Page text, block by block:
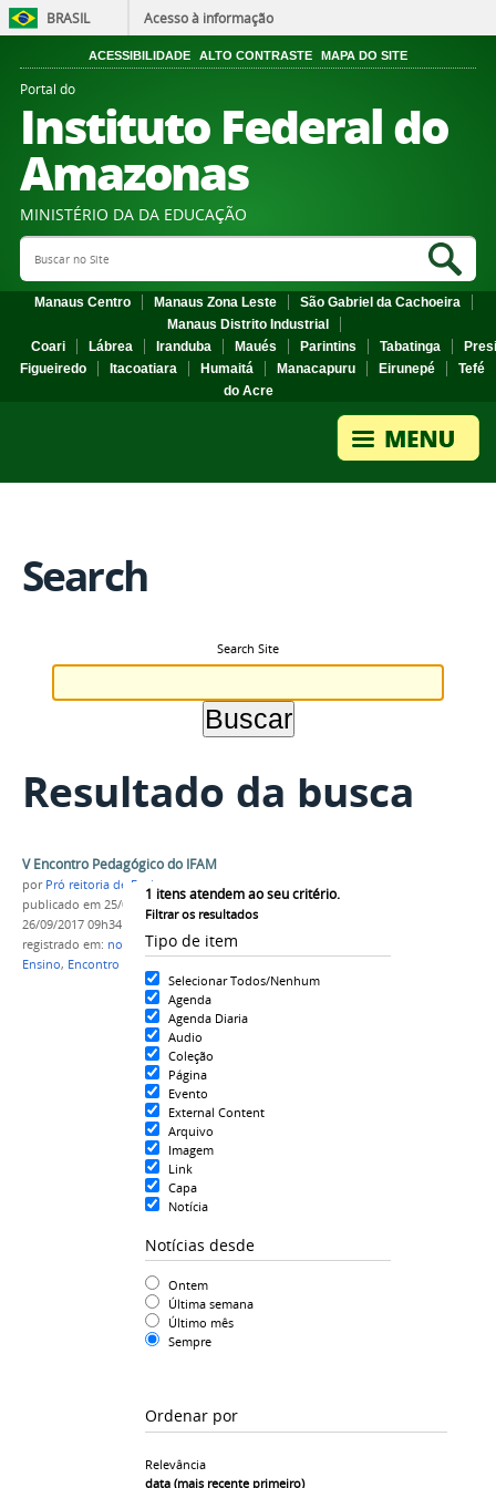
BRASIL Acesso à informação
ACESSIBILIDADE ALTO CONTRASTE MAPA DO SITE
Portal do
Instituto Federal do
Amazonas
MINISTÉRIO DA DA EDUCAÇÃO
Search Site
Manaus Centro Manaus Zona Leste
São Gabriel da Cachoeira
Manaus Distrito Industrial
Coari
Lábrea Iranduba Maués Parintins Tabatinga
Figueiredo
Itacoatiara Humaitá Manacapuru Eirunepé
Tefé
do Acre
Search
Search Site
Resultado da busca
1 itens atendem ao seu critério.
Filtrar os resultados
Tipo de item
Selecionar Todos/Nenhum
Agenda
Agenda Diaria
Audio
Coleção
Página
Evento
External Content
Arquivo
Imagem
Link
Capa
Notícia
Notícias desde
Ontem
Última semana
Último mês
Sempre
Ordenar por
Relevância
data (mais recente primeiro)
V Encontro Pedagógico do IFAM
por Pró reitoria de Ensino
publicado em 25/09/2017— última modificaçãoem
26/09/2017 09h34
registrado em: notici ENPED 2017,Pró-Reitoria de
Ensino, Encontro Pedagógico